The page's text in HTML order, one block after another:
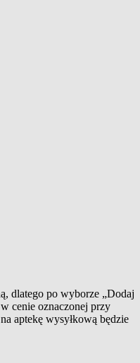
dlatego po wyborze „Dodaj
cenie oznaczonej przy
aptekę wysyłkową będzie